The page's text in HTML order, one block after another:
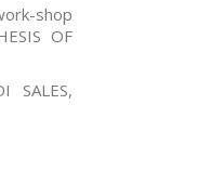
shop
OF
SALES,